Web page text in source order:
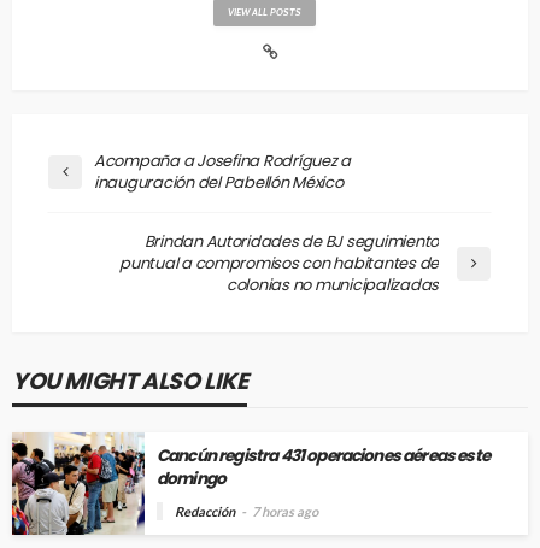
VIEW ALL POSTS
Acompaña a Josefina Rodríguez a
inauguración del Pabellón México
Brindan Autoridades de BJ seguimiento
puntual a compromisos con habitantes de
colonias no municipalizadas
YOU MIGHT ALSO LIKE
Cancún registra 431 operaciones aéreas este
domingo
Redacción 7 horas ago